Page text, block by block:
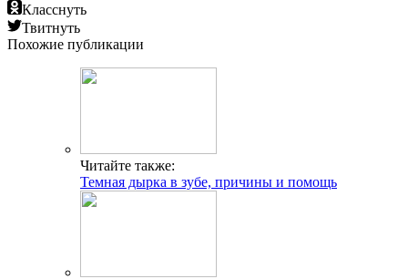
Класснуть
Твитнуть
Похожие публикации
Читайте также:
Темная дырка в зубе, причины и помощь